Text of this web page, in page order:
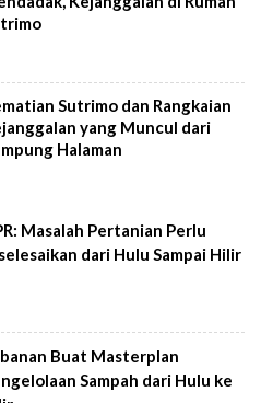
Sutrimo dan Rangkaian
yang Muncul dari
Halaman
Masalah Pertanian Perlu
dari Hulu Sampai Hilir
Buat Masterplan
Sampah dari Hulu ke